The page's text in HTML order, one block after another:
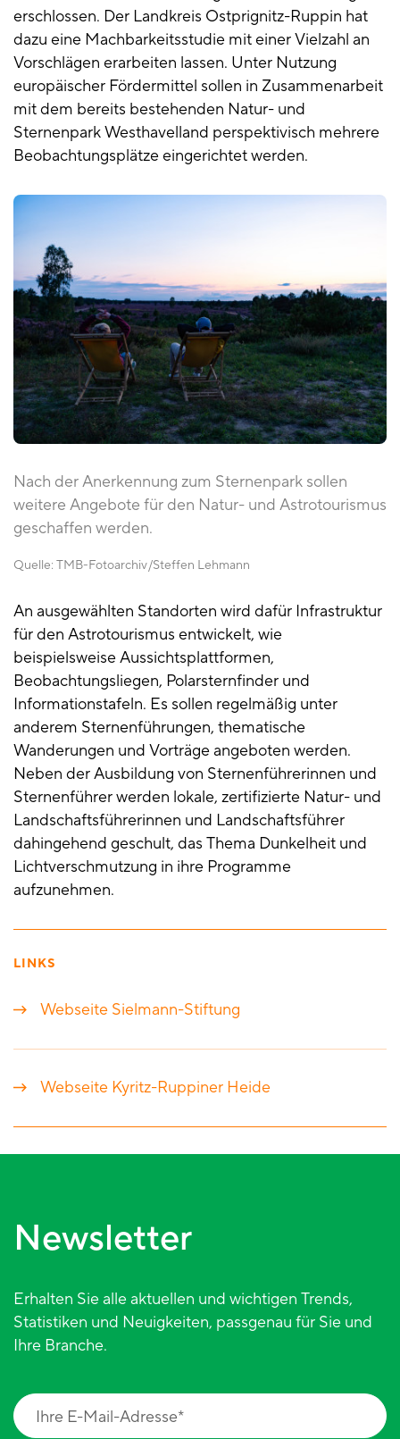
erschlossen. Der Landkreis Ostprignitz-Ruppin hat
dazu eine Machbarkeitsstudie mit einer Vielzahl an
Vorschlägen erarbeiten lassen. Unter Nutzung
europäischer Fördermittel sollen in Zusammenarbeit
mit dem bereits bestehenden Natur- und
Sternenpark Westhavelland perspektivisch mehrere
Beobachtungsplätze eingerichtet werden.
Nach der Anerkennung zum Sternenpark sollen
weitere Angebote für den Natur- und Astrotourismus
geschaffen werden.
Quelle: TMB-Fotoarchiv Steffen Lehmann
An ausgewählten Standorten wird dafür Infrastruktur
für den Astrotourismus entwickelt, wie
beispielsweise Aussichtsplattformen,
Beobachtungsliegen, Polarsternfinder und
Informationstafeln. Es sollen regelmäßig unter
anderem Sternenführungen, thematische
Wanderungen und Vorträge angeboten werden.
Neben der Ausbildung von Sternenführerinnen und
Sternenführer werden lokale, zertifizierte Natur- und
Landschaftsführerinnen und Landschaftsführer
dahingehend geschult, das Thema Dunkelheit und
Lichtverschmutzung in ihre Programme
aufzunehmen.
LINKS
Webseite Sielmann-Stiftung
Webseite Kyritz-Ruppiner Heide
Newsletter
Erhalten Sie alle aktuellen und wichtigen Trends,
Statistiken und Neuigkeiten, passgenau für Sie und
Ihre Branche.